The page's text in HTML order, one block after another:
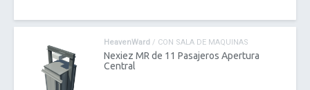
HeavenWard / CON SALA DE MAQUINAS
Nexiez MR de 11 Pasajeros Apertura
Central